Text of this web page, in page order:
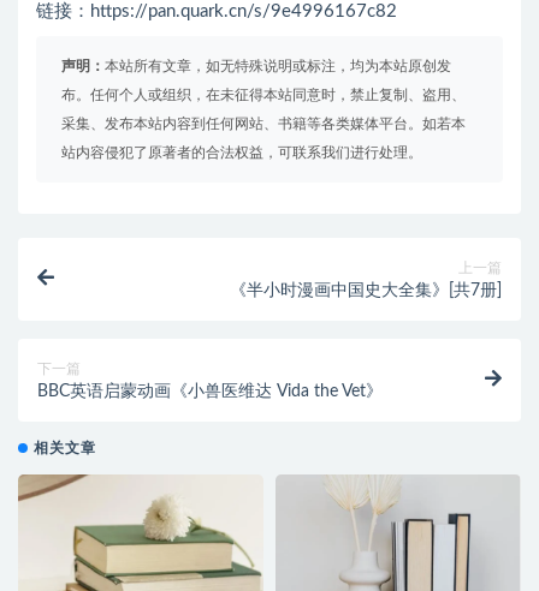
链接：https://pan.quark.cn/s/9e4996167c82
声明： 本站所有文章，如无特殊说明或标注，均为本站原创发
布。任何个人或组织，在未征得本站同意时，禁止复制、盗用、
采集、发布本站内容到任何网站、书籍等各类媒体平台。如若本
站内容侵犯了原著者的合法权益，可联系我们进行处理。
上一篇
《半小时漫画中国史大全集》[共7册]
下一篇
BBC英语启蒙动画《小兽医维达 Vida the Vet》
相关文章